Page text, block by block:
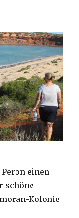
einen
schöne
Kolonie